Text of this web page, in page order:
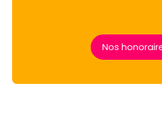
Nos